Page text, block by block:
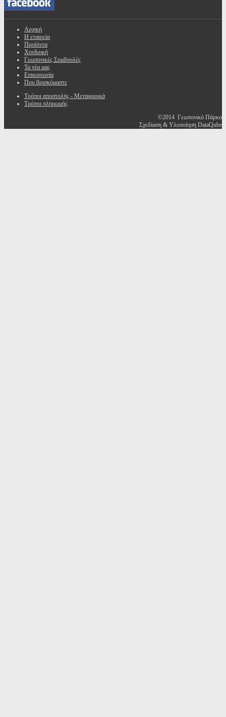
Αρχική
Η εταιρεία
Προϊόντα
Χονδρική
Γεωπονικές Συμβουλές
Τα νέα μας
Επικοινωνία
Που βρισκόμαστε
Τρόποι αποστολής - Μεταφορικά
Τρόποι πληρωμής
©2014 Γεωπονικό Πάρκο
Σχεδίαση & Υλοποίηση DataQube